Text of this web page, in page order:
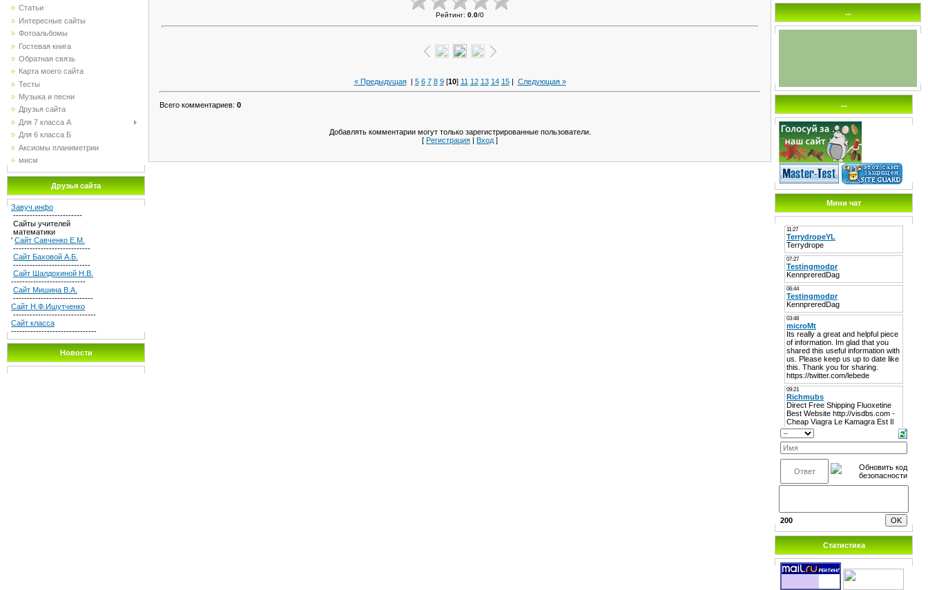
Статьи
Интересные сайты
Фотоальбомы
Гостевая книга
Обратная связь
Карта моего сайта
Тесты
Музыка и песни
Друзья сайта
Для 7 класса А
Для 6 класса Б
Аксиомы планиметрии
мисм
Друзья сайта
Завуч.инфо
-------------------------
Сайты учителей
математики
' Сайт Савченко Е.М.
----------------------------
Сайт Баховой А.Б.
----------------------------
Сайт Шалдохиной Н.В.
---------------------------
Сайт Мишина В.А.
-----------------------------
Сайт Н.Ф.Ишутченко
------------------------------
Сайт класса
-------------------------------
Новости
Рейтинг: 0.0/0
« Предыдущая| 5 6 7 8 9[10] 11 12 13 14 15| Следующая »
Всего комментариев: 0
Добавлять комментарии могут только зарегистрированные пользователи.
[ Регистрация Вход ]
...
...
Мини чат
200
Статистика